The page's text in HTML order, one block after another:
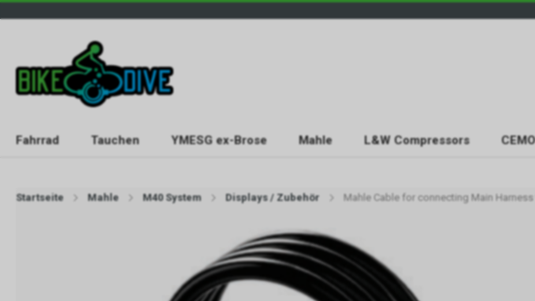
Fahrrad Tauchen YMESG ex-Brose Mahle L&W Compressors CEMO
Startseite Mahle M40 System Displays / Zubehör Mahle Cable for connecting Main